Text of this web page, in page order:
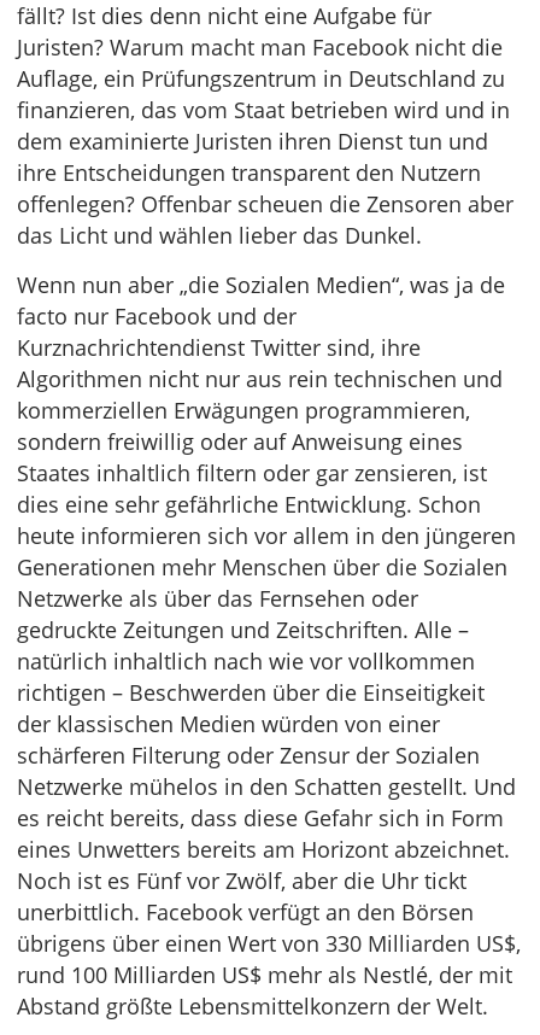
fällt? Ist dies denn nicht eine Aufgabe für
Juristen? Warum macht man Facebook nicht die
Auflage, ein Prüfungszentrum in Deutschland zu
finanzieren, das vom Staat betrieben wird und in
dem examinierte Juristen ihren Dienst tun und
ihre Entscheidungen transparent den Nutzern
offenlegen? Offenbar scheuen die Zensoren aber
das Licht und wählen lieber das Dunkel.
Wenn nun aber „die Sozialen Medien“, was ja de
facto nur Facebook und der
Kurznachrichtendienst Twitter sind, ihre
Algorithmen nicht nur aus rein technischen und
kommerziellen Erwägungen programmieren,
sondern freiwillig oder auf Anweisung eines
Staates inhaltlich filtern oder gar zensieren, ist
dies eine sehr gefährliche Entwicklung. Schon
heute informieren sich vor allem in den jüngeren
Generationen mehr Menschen über die Sozialen
Netzwerke als über das Fernsehen oder
gedruckte Zeitungen und Zeitschriften. Alle –
natürlich inhaltlich nach wie vor vollkommen
richtigen – Beschwerden über die Einseitigkeit
der klassischen Medien würden von einer
schärferen Filterung oder Zensur der Sozialen
Netzwerke mühelos in den Schatten gestellt. Und
es reicht bereits, dass diese Gefahr sich in Form
eines Unwetters bereits am Horizont abzeichnet.
Noch ist es Fünf vor Zwölf, aber die Uhr tickt
unerbittlich. Facebook verfügt an den Börsen
übrigens über einen Wert von 330 Milliarden US$,
rund 100 Milliarden US$ mehr als Nestlé, der mit
Abstand größte Lebensmittelkonzern der Welt.